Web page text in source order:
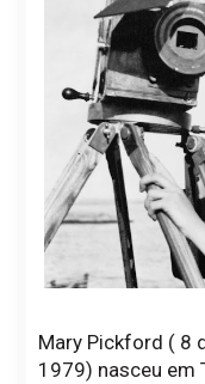
Mary Pickford ( 8
1979) nasceu em